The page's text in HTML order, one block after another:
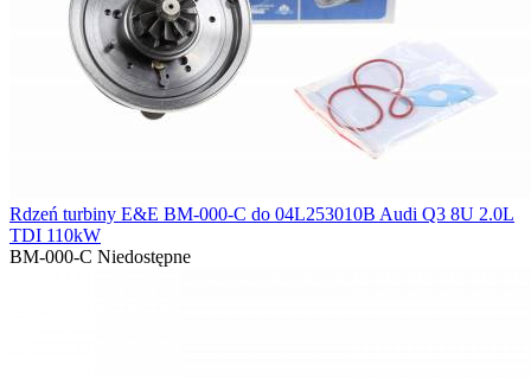
Rdzeń turbiny E&E BM-000-C do 04L253010B Audi Q3 8U 2.0L
TDI 110kW
BM-000-C Niedostępne